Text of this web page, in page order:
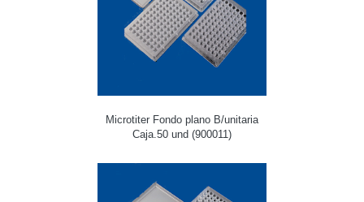
Microtiter Fondo plano B/unitaria
Caja.50 und (900011)